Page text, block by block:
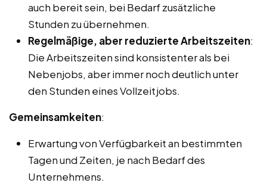
auch bereit sein, bei Bedarf zusätzliche
Stunden zu übernehmen.
Regelmäßige, aber reduzierte Arbeitszeiten:
Die Arbeitszeiten sind konsistenter als bei
Nebenjobs, aber immer noch deutlich unter
den Stunden eines Vollzeitjobs.
Gemeinsamkeiten:
Erwartung von Verfügbarkeit an bestimmten
Tagen und Zeiten, je nach Bedarf des
Unternehmens.